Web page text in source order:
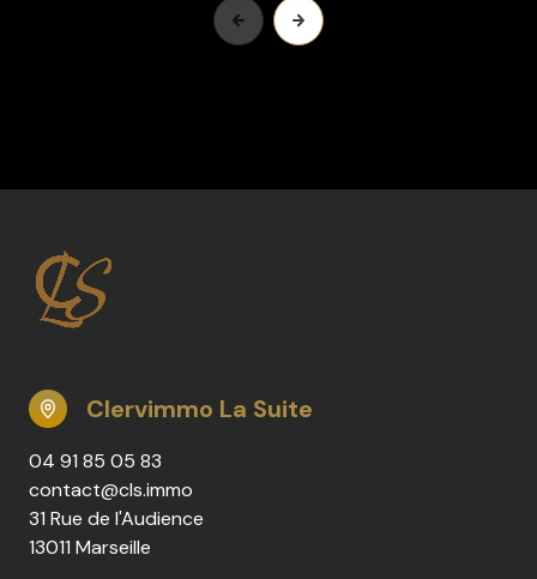
Clervimmo La Suite
04 91 85 05 83
contact@cls.immo
31 Rue de l'Audience
13011 Marseille